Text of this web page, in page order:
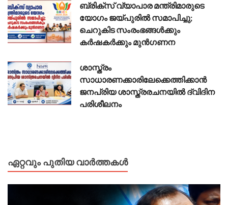
ബ്രിക്സ് വ്യാപാര മന്ത്രിമാരുടെ
യോഗം ജയ്പുരിൽ സമാപിച്ചു;
ചെറുകിട സംരംഭങ്ങൾക്കും
കർഷകർക്കും മുൻഗണന
ശാസ്ത്രം
സാധാരണക്കാരിലേക്കെത്തിക്കാൻ
ജനപ്രിയ ശാസ്ത്രരചനയിൽ ദ്വിദിന
പരിശീലനം
ഏറ്റവും പുതിയ വാർത്തകൾ